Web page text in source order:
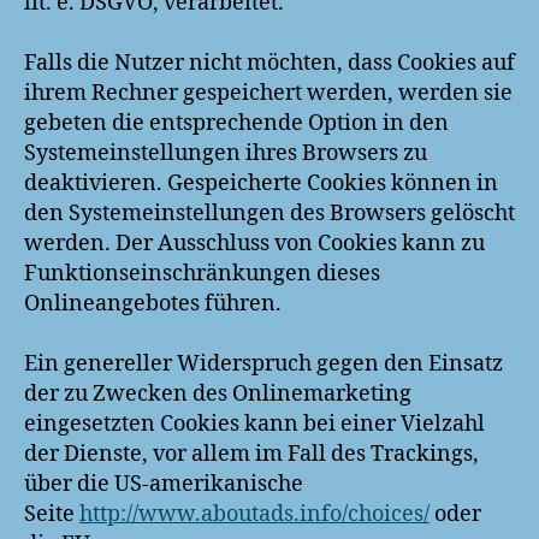
Falls die Nutzer nicht möchten, dass Cookies auf
ihrem Rechner gespeichert werden, werden sie
gebeten die entsprechende Option in den
Systemeinstellungen ihres Browsers zu
deaktivieren. Gespeicherte Cookies können in
den Systemeinstellungen des Browsers gelöscht
werden. Der Ausschluss von Cookies kann zu
Funktionseinschränkungen dieses
Onlineangebotes führen.
Ein genereller Widerspruch gegen den Einsatz
der zu Zwecken des Onlinemarketing
eingesetzten Cookies kann bei einer Vielzahl
der Dienste, vor allem im Fall des Trackings,
über die US-amerikanische
Seite http://www.aboutads.info/choices/ oder